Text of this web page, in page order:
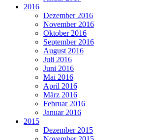
2016
Dezember 2016
November 2016
Oktober 2016
September 2016
August 2016
Juli 2016
Juni 2016
Mai 2016
April 2016
März 2016
Februar 2016
Januar 2016
2015
Dezember 2015